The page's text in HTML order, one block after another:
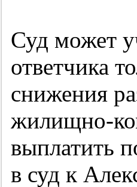
Суд может
ответчика
снижения
жилищно-
выплатить
в суд к